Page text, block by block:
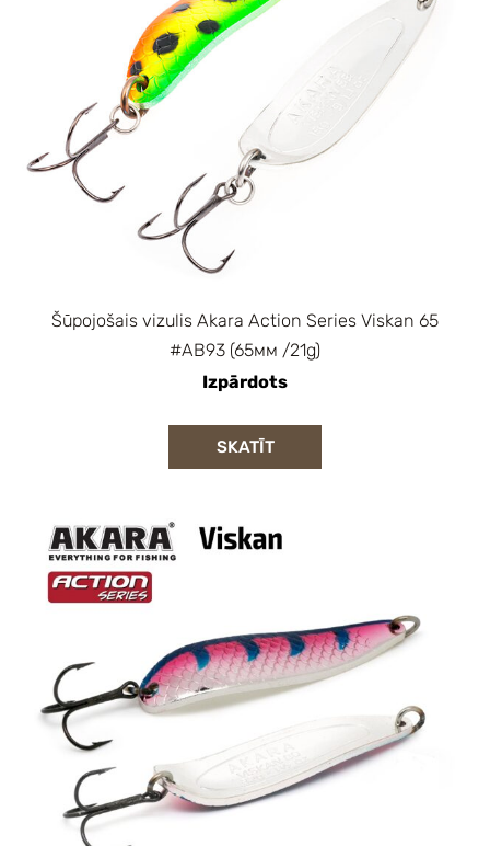
Šūpojošais vizulis Akara Action Series Viskan 65
#AB93 (65мм /21g)
Izpārdots
SKATĪT